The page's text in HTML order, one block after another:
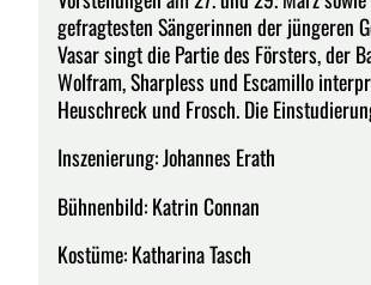
gefragtesten Sängerinnen der jüngeren
Vasar singt die Partie des Försters, der
Wolfram, Sharpless und Escamillo
Heuschreck und Frosch. Die
Inszenierung: Johannes Erath
Bühnenbild: Katrin Connan
Kostüme: Katharina Tasch